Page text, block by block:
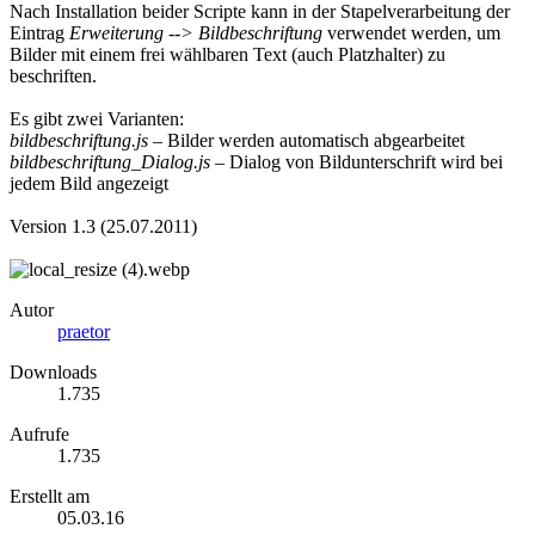
Nach Installation beider Scripte kann in der Stapelverarbeitung der
Eintrag Erweiterung --> Bildbeschriftung verwendet werden, um
Bilder mit einem frei wählbaren Text (auch Platzhalter) zu
beschriften.
Es gibt zwei Varianten:
bildbeschriftung.js – Bilder werden automatisch abgearbeitet
bildbeschriftung_Dialog.js – Dialog von Bildunterschrift wird bei
jedem Bild angezeigt
Version 1.3 (25.07.2011)
Autor
praetor
Downloads
1.735
Aufrufe
1.735
Erstellt am
05.03.16